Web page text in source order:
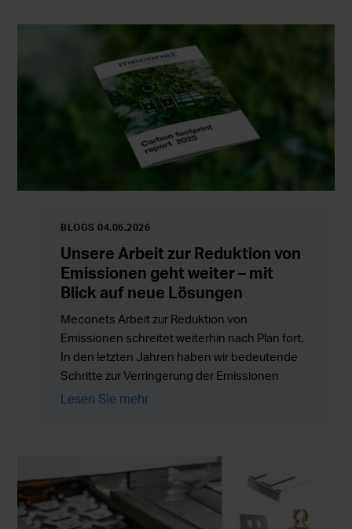
BLOGS 04.06.2026
Unsere Arbeit zur Reduktion von
Emissionen geht weiter – mit
Blick auf neue Lösungen
Meconets Arbeit zur Reduktion von
Emissionen schreitet weiterhin nach Plan fort.
In den letzten Jahren haben wir bedeutende
Schritte zur Verringerung der Emissionen
unserer eigenen Tätigkeit unternommen und
entwickeln.
Lesen Sie mehr